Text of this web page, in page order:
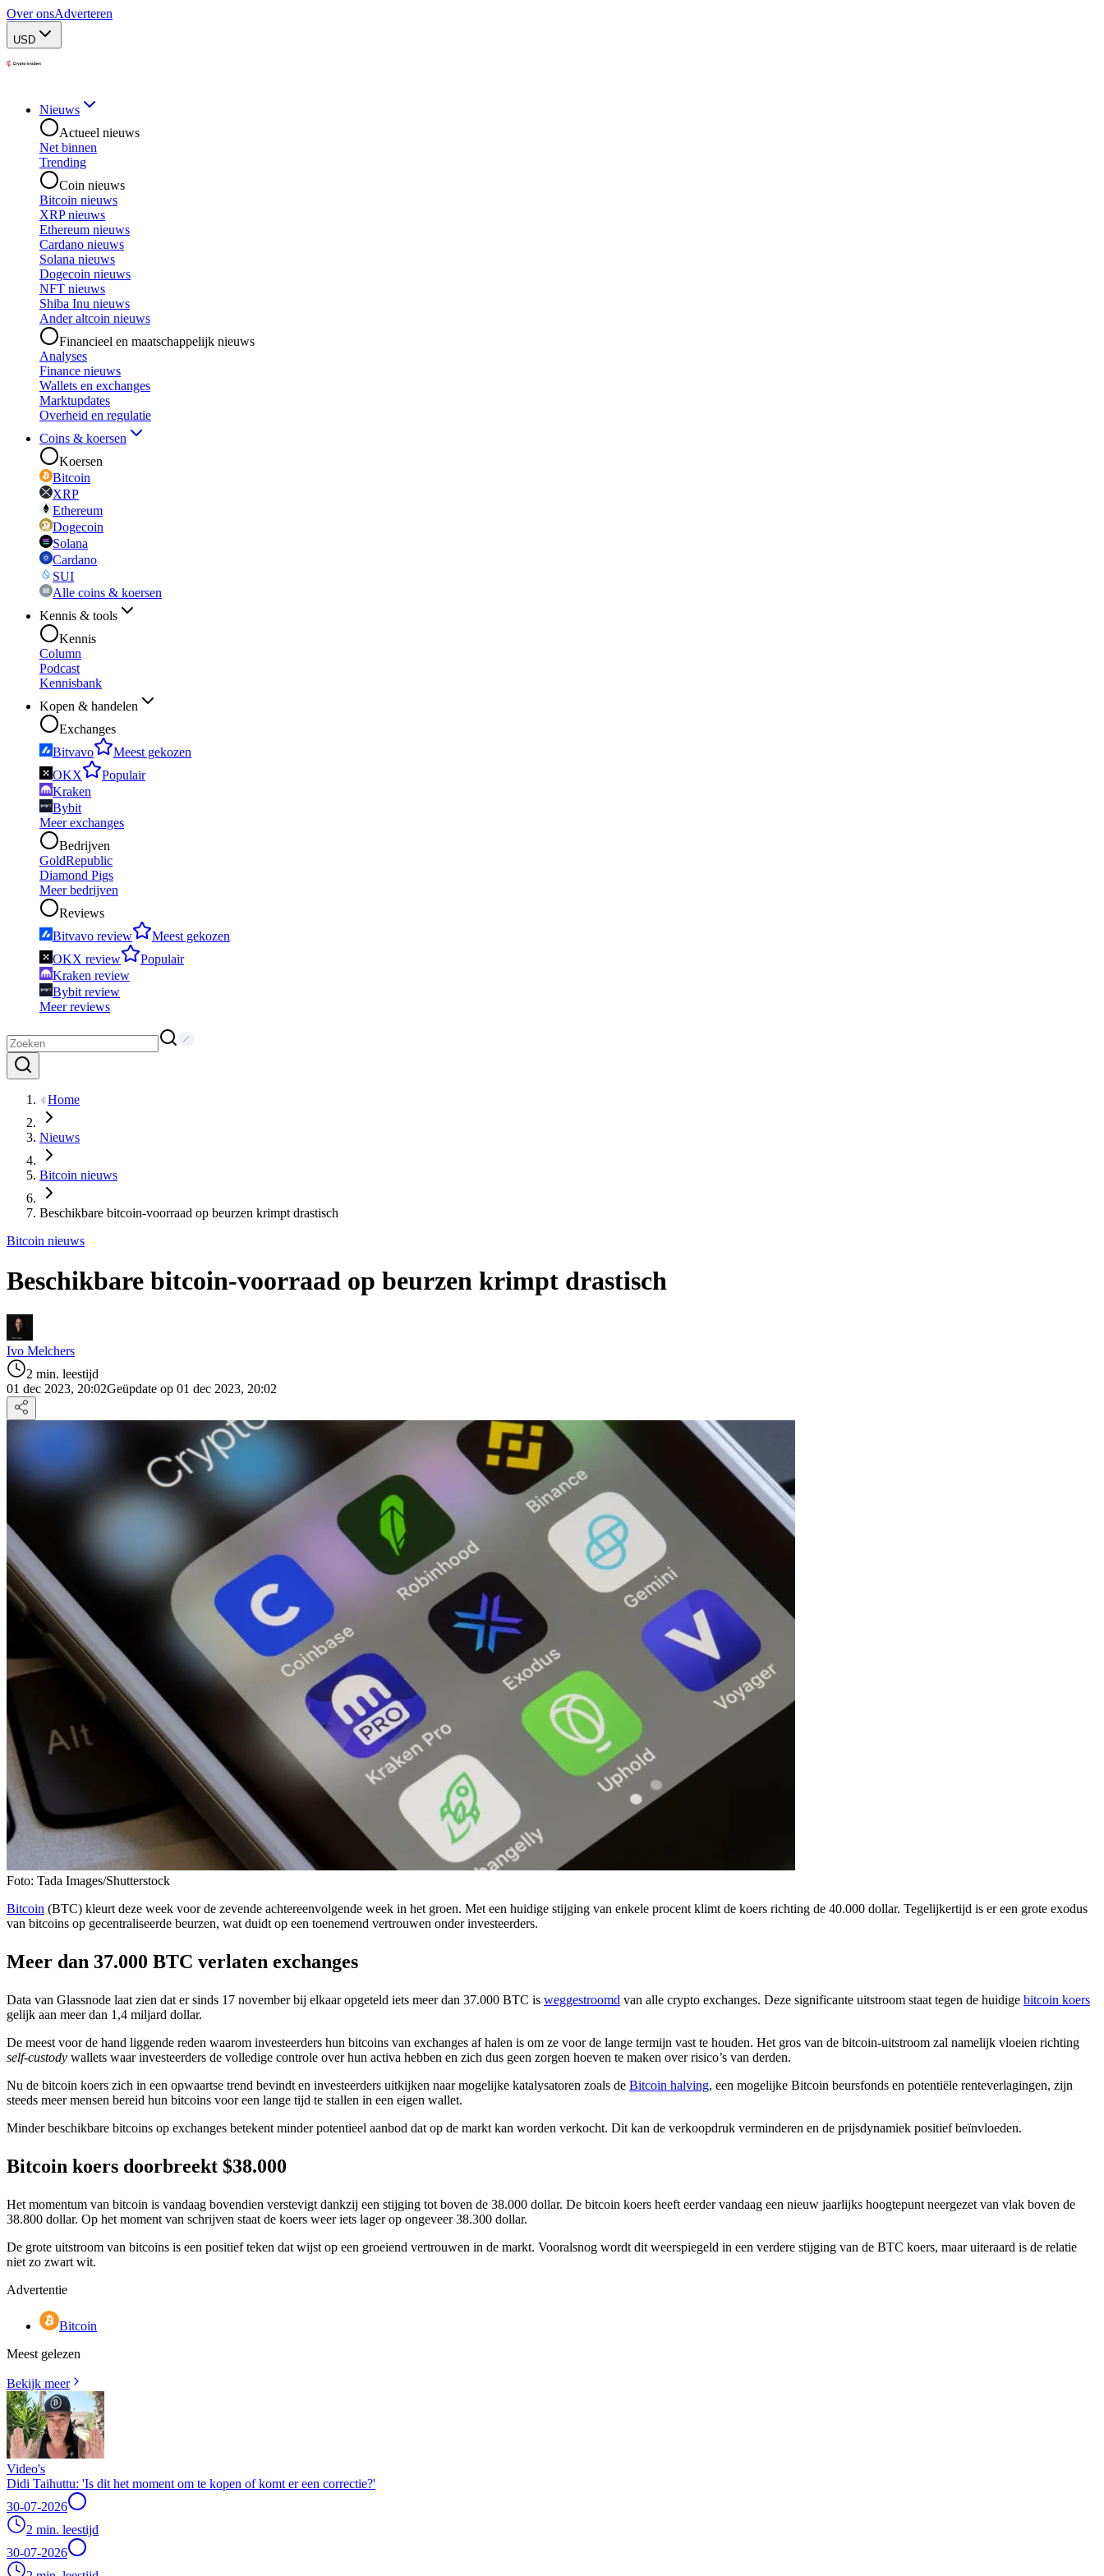
Over onsAdverteren
USD
Nieuws
Actueel nieuws
Net binnen
Trending
Coin nieuws
Bitcoin nieuws
XRP nieuws
Ethereum nieuws
Cardano nieuws
Solana nieuws
Dogecoin nieuws
NFT nieuws
Shiba Inu nieuws
Ander altcoin nieuws
Financieel en maatschappelijk nieuws
Analyses
Finance nieuws
Wallets en exchanges
Marktupdates
Overheid en regulatie
Coins & koersen
Koersen
Bitcoin
XRP
Ethereum
Dogecoin
Solana
Cardano
SUI
Alle coins & koersen
Kennis & tools
Kennis
Column
Podcast
Kennisbank
Kopen & handelen
Exchanges
Bitvavo
Meest gekozen
OKX
Populair
Kraken
Bybit
Meer exchanges
Bedrijven
GoldRepublic
Diamond Pigs
Meer bedrijven
Reviews
Bitvavo review
Meest gekozen
OKX review
Populair
Kraken review
Bybit review
Meer reviews
Home
Nieuws
Bitcoin nieuws
Beschikbare bitcoin-voorraad op beurzen krimpt drastisch
Bitcoin nieuws
Beschikbare bitcoin-voorraad op beurzen krimpt drastisch
Ivo Melchers
2 min. leestijd
01 dec 2023, 20:02Geüpdate op 01 dec 2023, 20:02
Foto: Tada Images/Shutterstock
Bitcoin (BTC) kleurt deze week voor de zevende achtereenvolgende week in het groen. Met een huidige stijging van enkele procent klimt de koers richting de 40.000 dollar. Tegelijkertijd is er een grote exodus
van bitcoins op gecentraliseerde beurzen, wat duidt op een toenemend vertrouwen onder investeerders.
Meer dan 37.000 BTC verlaten exchanges
Data van Glassnode laat zien dat er sinds 17 november bij elkaar opgeteld iets meer dan 37.000 BTC is weggestroomd van alle crypto exchanges. Deze significante uitstroom staat tegen de huidige bitcoin koers
gelijk aan meer dan 1,4 miljard dollar.
De meest voor de hand liggende reden waarom investeerders hun bitcoins van exchanges af halen is om ze voor de lange termijn vast te houden. Het gros van de bitcoin-uitstroom zal namelijk vloeien richting
self-custody wallets waar investeerders de volledige controle over hun activa hebben en zich dus geen zorgen hoeven te maken over risico’s van derden.
Nu de bitcoin koers zich in een opwaartse trend bevindt en investeerders uitkijken naar mogelijke katalysatoren zoals de Bitcoin halving, een mogelijke Bitcoin beursfonds en potentiële renteverlagingen, zijn
steeds meer mensen bereid hun bitcoins voor een lange tijd te stallen in een eigen wallet.
Minder beschikbare bitcoins op exchanges betekent minder potentieel aanbod dat op de markt kan worden verkocht. Dit kan de verkoopdruk verminderen en de prijsdynamiek positief beïnvloeden.
Bitcoin koers doorbreekt $38.000
Het momentum van bitcoin is vandaag bovendien verstevigt dankzij een stijging tot boven de 38.000 dollar. De bitcoin koers heeft eerder vandaag een nieuw jaarlijks hoogtepunt neergezet van vlak boven de
38.800 dollar. Op het moment van schrijven staat de koers weer iets lager op ongeveer 38.300 dollar.
De grote uitstroom van bitcoins is een positief teken dat wijst op een groeiend vertrouwen in de markt. Vooralsnog wordt dit weerspiegeld in een verdere stijging van de BTC koers, maar uiteraard is de relatie
niet zo zwart wit.
Advertentie
Bitcoin
Meest gelezen
Bekijk meer
Video's
Didi Taihuttu: 'Is dit het moment om te kopen of komt er een correctie?'
30-07-2026
2 min. leestijd
30-07-2026